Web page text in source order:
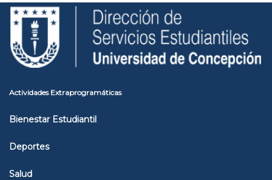
Pasar
contenido
principal
Toggle
high
contrast
Actividades Extraprogramáticas
Bienestar Estudiantil
Deportes
Salud